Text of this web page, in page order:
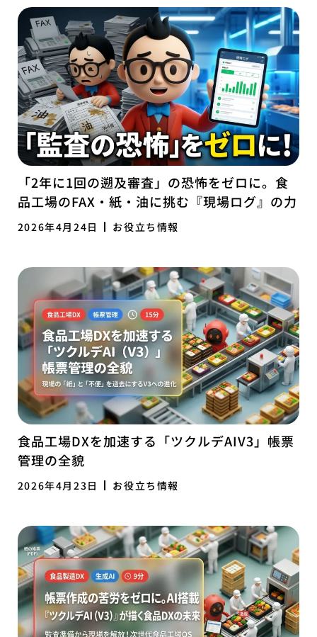
「2年に1回の遡及審査」の恐怖をゼロに。食
品工場のFAX・紙・油に挑む『現場ログ』の力
2026年4月24日 お役立ち情報
食品工場DXを加速する「ツクルデAIV3」帳票
管理の全貌
2026年4月23日 お役立ち情報